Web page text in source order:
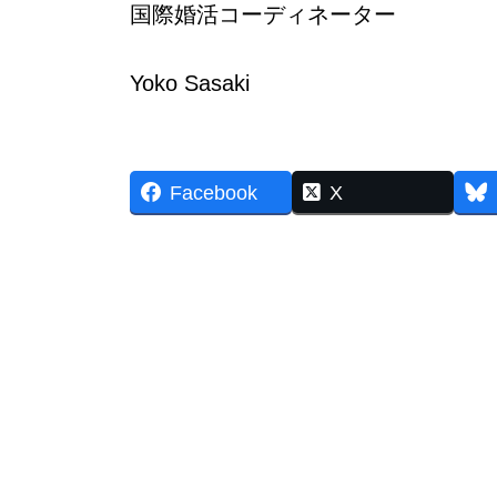
国際婚活コーディネーター
Yoko Sasaki
Facebook X